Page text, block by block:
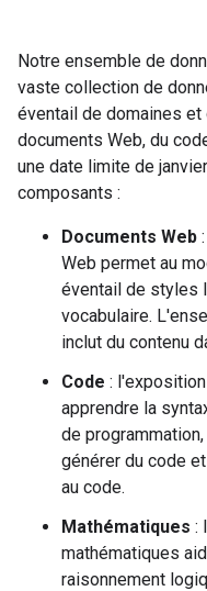
Notre ensemble de
vaste collection de
éventail de domaines
documents Web, du
une date limite de
composants :
Documents Web
Web permet au
éventail de styles
vocabulaire.
inclut du contenu
Code :
apprendre la
de
générer du code
au code.
Mathématiques :
mathématiques
raisonnement